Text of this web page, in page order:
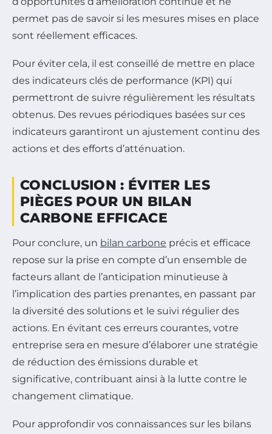
permet pas de savoir si les mesures mises en place
sont réellement efficaces.
Pour éviter cela, il est conseillé de mettre en place
des indicateurs clés de performance (KPI) qui
permettront de suivre régulièrement les résultats
obtenus. Des revues périodiques basées sur ces
indicateurs garantiront un ajustement continu des
actions et des efforts d’atténuation.
CONCLUSION : ÉVITER LES
PIÈGES POUR UN BILAN
CARBONE EFFICACE
Pour conclure, un bilan carbone précis et efficace
repose sur la prise en compte d’un ensemble de
facteurs allant de l’anticipation minutieuse à
l’implication des parties prenantes, en passant par
la diversité des solutions et le suivi régulier des
actions. En évitant ces erreurs courantes, votre
entreprise sera en mesure d’élaborer une stratégie
de réduction des émissions durable et
significative, contribuant ainsi à la lutte contre le
changement climatique.
Pour approfondir vos connaissances sur les bilans